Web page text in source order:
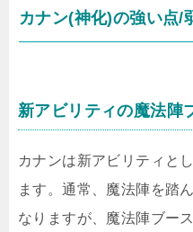
カナン(神化)の強い点/
新アビリティの魔法陣
カナンは新アビリティと
ます。通常、魔法陣を踏
なりますが、魔法陣ブー